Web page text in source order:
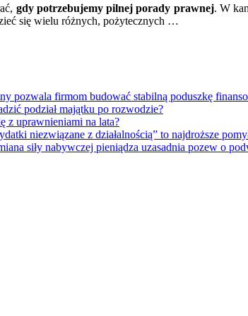
gdy potrzebujemy pilnej porady prawnej. W
się wielu różnych, pożytecznych …
pozwala firmom budować stabilną poduszkę
podział majątku po rozwodzie?
z uprawnieniami na lata?
niezwiązane z działalnością” to najdroższe
siły nabywczej pieniądza uzasadnia pozew o